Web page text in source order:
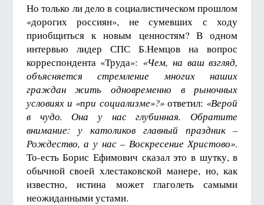
Но только ли дело в социалистическом прошлом
«дорогих россиян», не сумевших с ходу
приобщиться к новым ценностям? В одном
интервью лидер СПС Б.Немцов на вопрос
корреспондента «Труда»: «Чем, на ваш взгляд,
объясняется стремление многих наших
граждан жить одновременно в рыночных
условиях и «при социализме»?»ответил: «Верой
в чудо. Она у нас глубинная. Обратите
внимание: у католиков главный праздник –
Рождество, а у нас – Воскресение Христово».
То-есть Борис Ефимович сказал это в шутку, в
обычной своей хлестаковской манере, но, как
известно, истина может глаголеть самыми
неожиданными устами.